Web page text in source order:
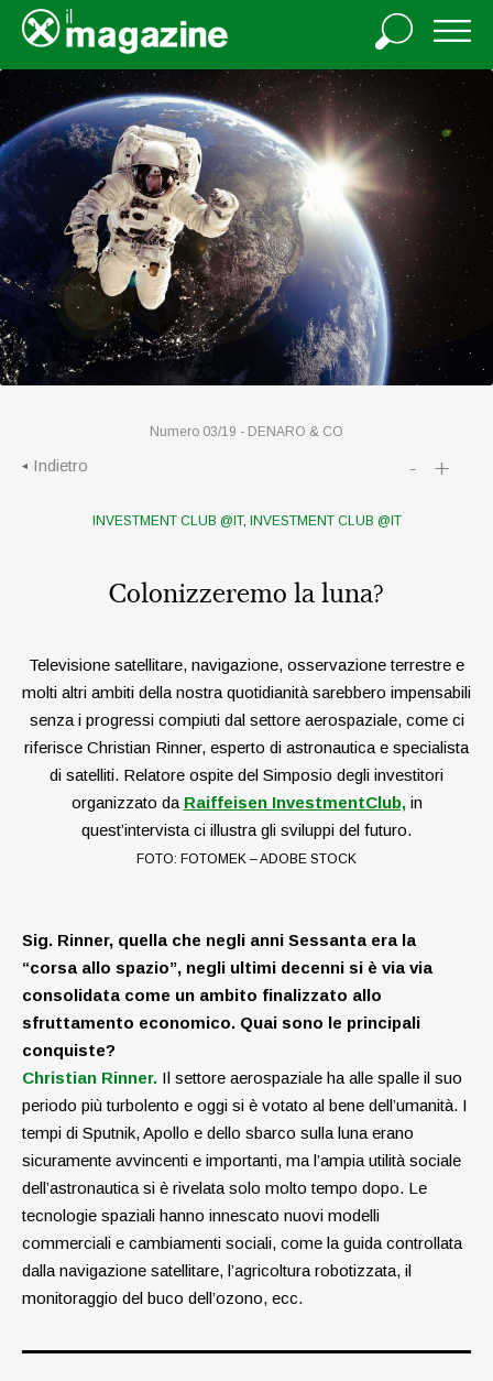
Numero 03/19 - DENARO & CO
Indietro - +
INVESTMENT CLUB @IT, INVESTMENT CLUB @IT
Colonizzeremo la luna?
Televisione satellitare, navigazione, osservazione terrestre e
molti altri ambiti della nostra quotidianità sarebbero impensabili
senza i progressi compiuti dal settore aerospaziale, come ci
riferisce Christian Rinner, esperto di astronautica e specialista
di satelliti. Relatore ospite del Simposio degli investitori
organizzato da Raiffeisen InvestmentClub,in
quest’intervista ci illustra gli sviluppi del futuro.
FOTO: FOTOMEK – ADOBE STOCK
Sig. Rinner, quella che negli anni Sessanta era la
“corsa allo spazio”, negli ultimi decenni si è via via
consolidata come un ambito finalizzato allo
sfruttamento economico. Quai sono le principali
conquiste?
Christian Rinner. Il settore aerospaziale ha alle spalle il suo
periodo più turbolento e oggi si è votato al bene dell’umanità. I
tempi di Sputnik, Apollo e dello sbarco sulla luna erano
sicuramente avvincenti e importanti, ma l’ampia utilità sociale
dell’astronautica si è rivelata solo molto tempo dopo. Le
tecnologie spaziali hanno innescato nuovi modelli
commerciali e cambiamenti sociali, come la guida controllata
dalla navigazione satellitare, l’agricoltura robotizzata, il
monitoraggio del buco dell’ozono, ecc.